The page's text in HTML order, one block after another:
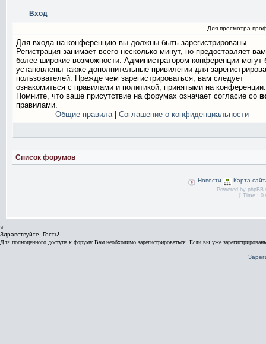
Вход
Для просмотра
Для входа на конференцию вы должны быть зарегистрированы.
Регистрация занимает всего несколько минут, но предоставляет вам
более широкие возможности. Администратором конференции могут
установлены также дополнительные привилегии для
пользователей. Прежде чем зарегистрироваться, вам следует
ознакомиться с правилами и политикой, принятыми на конференции.
Помните, что ваше присутствие на форумах означает согласие со
правилами.
Общие правила| Соглашение о конфиденциальности
Список форумов
Новости Карта
Powered by phpBB
[ Time :
×
Здравствуйте, Гость!
Для полноценного доступа к форуму Вам необходимо зарегистрироваться. Если вы уже